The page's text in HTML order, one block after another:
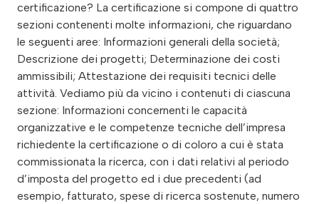
certificazione? La certificazione si compone di quattro
sezioni contenenti molte informazioni, che riguardano
le seguenti aree: Informazioni generali della società;
Descrizione dei progetti; Determinazione dei costi
ammissibili; Attestazione dei requisiti tecnici delle
attività. Vediamo più da vicino i contenuti di ciascuna
sezione: Informazioni concernenti le capacità
organizzative e le competenze tecniche dell’impresa
richiedente la certificazione o di coloro a cui è stata
commissionata la ricerca, con i dati relativi al periodo
d’imposta del progetto ed i due precedenti (ad
esempio, fatturato, spese di ricerca sostenute, numero